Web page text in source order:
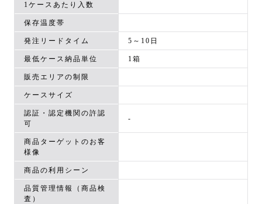
1ケースあたり入数
保存温度帯
発注リードタイム 5～10日
最低ケース納品単位 1箱
販売エリアの制限
ケースサイズ
認証・認定機関の許認
可
-
商品ターゲットのお客
様像
商品の利用シーン
品質管理情報（商品検
査）